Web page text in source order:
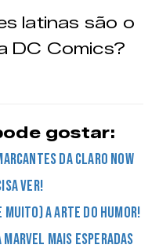
latinas são o
DC Comics?
gostar:
da Claro now
ver!
muito) a arte do humor!
mais esperadas